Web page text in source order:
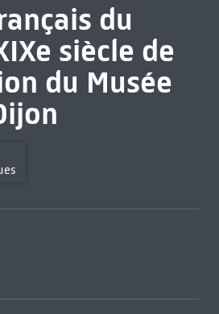
du
siècle de
du Musée